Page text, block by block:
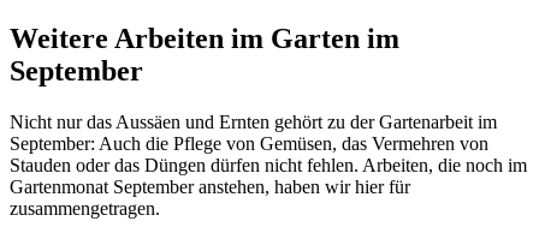
Weitere Arbeiten im Garten im
September
Nicht nur das Aussäen und Ernten gehört zu der Gartenarbeit im
September: Auch die Pflege von Gemüsen, das Vermehren von
Stauden oder das Düngen dürfen nicht fehlen. Arbeiten, die noch im
Gartenmonat September anstehen, haben wir hier für
zusammengetragen.